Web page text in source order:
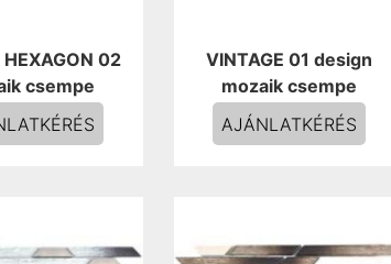
HEXAGON 02
csempe
VINTAGE 01 design
mozaik csempe
AJÁNLATKÉRÉS